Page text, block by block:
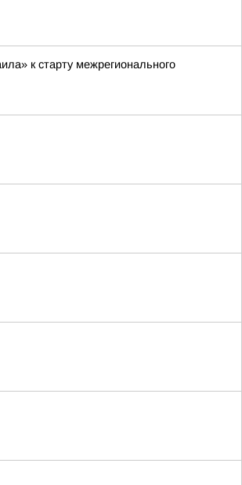
к старту межрегионального